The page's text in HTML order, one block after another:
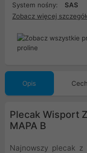
System nośny:
SAS
Zobacz więcej
Opis
Plecak Wisport
MAPA B
Najnowszy plecak